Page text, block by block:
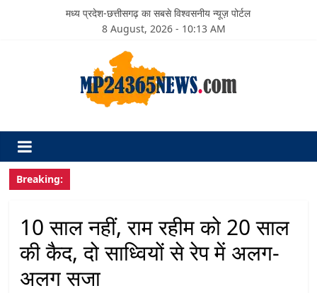
मध्य प्रदेश-छत्तीसगढ़ का सबसे विश्वसनीय न्यूज़ पोर्टल
8 August, 2026 - 10:13 AM
Breaking:
10 साल नहीं, राम रहीम को 20 साल
की कैद, दो साध्वियों से रेप में अलग-
अलग सजा